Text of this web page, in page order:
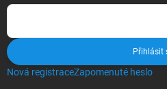
Přihlásit
Nová registraceZapomenuté heslo